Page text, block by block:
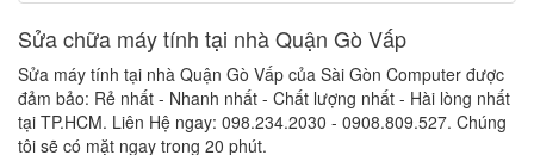
Sửa chữa máy tính tại nhà Quận Gò Vấp
Sửa máy tính tại nhà Quận Gò Vấp của Sài Gòn Computer được
đảm bảo: Rẻ nhất - Nhanh nhất - Chất lượng nhất - Hài lòng nhất
tại TP.HCM. Liên Hệ ngay: 098.234.2030 - 0908.809.527. Chúng
tôi sẽ có mặt ngay trong 20 phút.